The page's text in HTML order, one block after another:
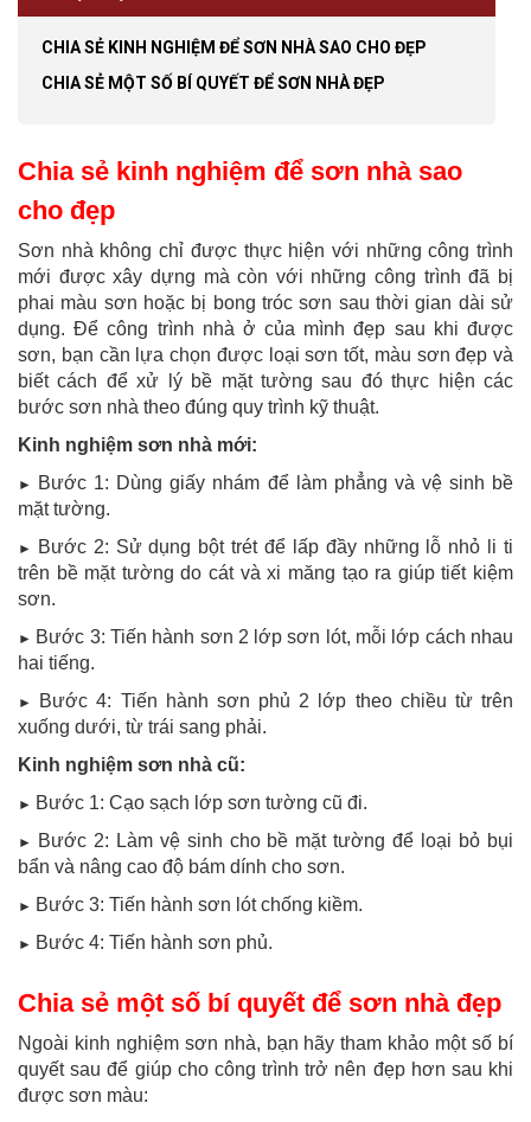
CHIA SẺ KINH NGHIỆM ĐỂ SƠN NHÀ SAO CHO ĐẸP
CHIA SẺ MỘT SỐ BÍ QUYẾT ĐỂ SƠN NHÀ ĐẸP
Chia sẻ kinh nghiệm để sơn nhà sao
cho đẹp
Sơn nhà không chỉ được thực hiện với những công trình
mới được xây dựng mà còn với những công trình đã bị
phai màu sơn hoặc bị bong tróc sơn sau thời gian dài sử
dụng. Để công trình nhà ở của mình đẹp sau khi được
sơn, bạn cần lựa chọn được loại sơn tốt, màu sơn đẹp và
biết cách để xử lý bề mặt tường sau đó thực hiện các
bước sơn nhà theo đúng quy trình kỹ thuật.
Kinh nghiệm sơn nhà mới:
►
Bước 1: Dùng giấy nhám để làm phẳng và vệ sinh bề
mặt tường.
►
Bước 2: Sử dụng bột trét để lấp đầy những lỗ nhỏ li ti
trên bề mặt tường do cát và xi măng tạo ra giúp tiết kiệm
sơn.
► Bước 3: Tiến hành sơn 2 lớp sơn lót, mỗi lớp cách nhau
hai tiếng.
►
Bước 4: Tiến hành sơn phủ 2 lớp theo chiều từ trên
xuống dưới, từ trái sang phải.
Kinh nghiệm sơn nhà cũ:
► Bước 1: Cạo sạch lớp sơn tường cũ đi.
►
Bước 2: Làm vệ sinh cho bề mặt tường để loại bỏ bụi
bẩn và nâng cao độ bám dính cho sơn.
► Bước 3: Tiến hành sơn lót chống kiềm.
► Bước 4: Tiến hành sơn phủ.
Chia sẻ một số bí quyết để sơn nhà đẹp
Ngoài kinh nghiệm sơn nhà, bạn hãy tham khảo một số bí
quyết sau để giúp cho công trình trở nên đẹp hơn sau khi
được sơn màu: